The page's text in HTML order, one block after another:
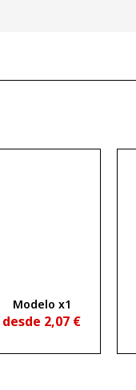
Modelo x1
desde 2,07 €